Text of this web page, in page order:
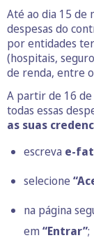
Até ao dia 15 de
despesas do
por entidades
(hospitais,
de renda, entre
A partir de 16
todas essas
as suas
escreva e-
selecione
na página
em “Entrar”;